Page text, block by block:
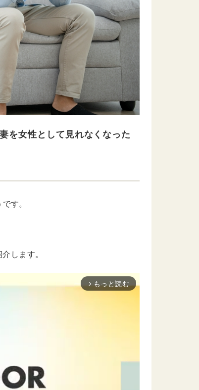
を女性として見れなくなった
す。
します。
arrow_forward_ios もっと読む